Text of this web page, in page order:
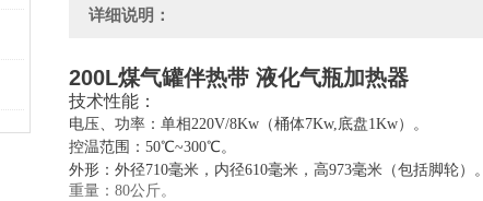
详细说明：
200L煤气罐伴热带 液化气瓶加热器
技术性能：
电压、功率：单相220V/8Kw（桶体7Kw,底盘1Kw）。
控温范围：50℃~300℃。
外形：外径710毫米，内径610毫米，高973毫米（包括脚轮）。
重量：80公斤。